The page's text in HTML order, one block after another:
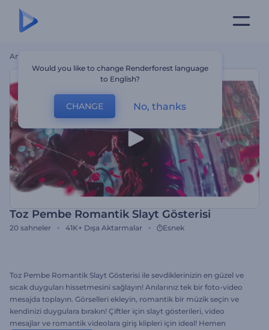
Ana Sayfa
Toz Pembe Romantik Slayt Gösterisi
20 sahneler 41K+ Dışa Aktarmalar Esnek
Toz Pembe Romantik Slayt Gösterisi ile sevdiklerinizin en güzel ve
sıcak duyguları hissetmesini sağlayın! Anılarınız tek bir foto-video
mesajda toplayın. Görselleri ekleyin, romantik bir müzik seçin ve
kendinizi duygulara bırakın! Çiftler için slayt gösterileri, video
mesajlar ve romantik videolara giriş klipleri için ideal! Hemen
Would you like to change Renderforest language
to English?
CHANGE No, thanks